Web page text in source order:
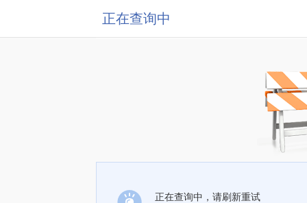
正在查询中
正在查询中，请刷新重试